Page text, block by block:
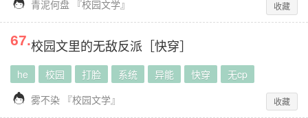
青泥何盘 『校园文学』 收藏
67.校园文里的无敌反派［快穿］
he 校园 打脸 系统 异能 快穿 无cp
 雾不染 『校园文学』 收藏